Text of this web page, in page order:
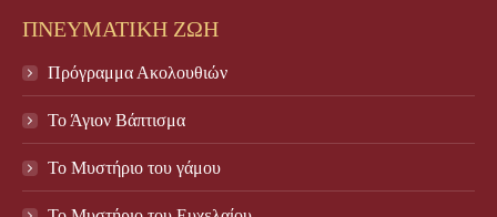
ΠΝΕΥΜΑΤΙΚΗ ΖΩΗ
Πρόγραμμα Ακολουθιών
Το Άγιον Βάπτισμα
Το Μυστήριο του γάμου